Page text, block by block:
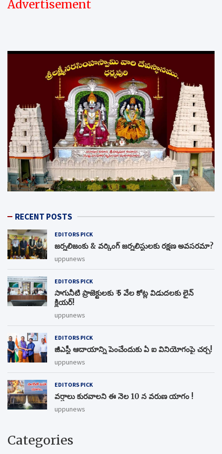
Advertisement
RECENT POSTS
EDITORS PICK
జర్నలిజంకు & వర్కింగ్ జర్నలిస్టులకు రక్షణ అవసరమా?
uppunews
EDITORS PICK
సాగునీటి ప్రాజెక్టులకు ₹ 5 వేల కోట్ల విడుదలకు లైన్
క్లియర్!
uppunews
EDITORS PICK
జీఎస్టీ ఆదాయాన్ని పెంచేందుకు ఏ ఐ వినియోగంపై చర్చ!
uppunews
EDITORS PICK
వర్షాలు కురవాలని ఈ నెల 10 న వరుణ యాగం !
uppunews
Categories